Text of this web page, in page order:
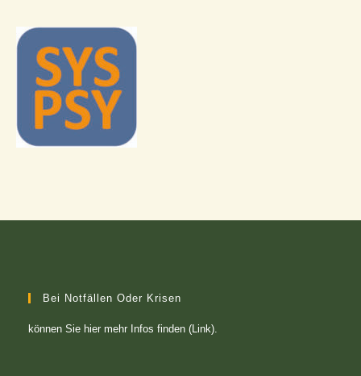
Bei Notfällen Oder Krisen
können Sie hier mehr Infos finden (Link)